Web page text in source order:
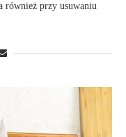
również przy usuwaniu